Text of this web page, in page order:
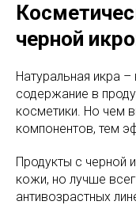
черной
Натуральная икра
содержание в
косметики. Но чем
компонентов, тем
Продукты с черной
кожи, но лучше
антивозрастных